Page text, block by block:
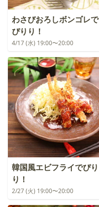
わさびおろしボンゴレで
ぴりり！
4/17 (水) 19:00〜20:00
韓国風エビフライでぴり
り！
2/27 (火) 19:00〜20:00